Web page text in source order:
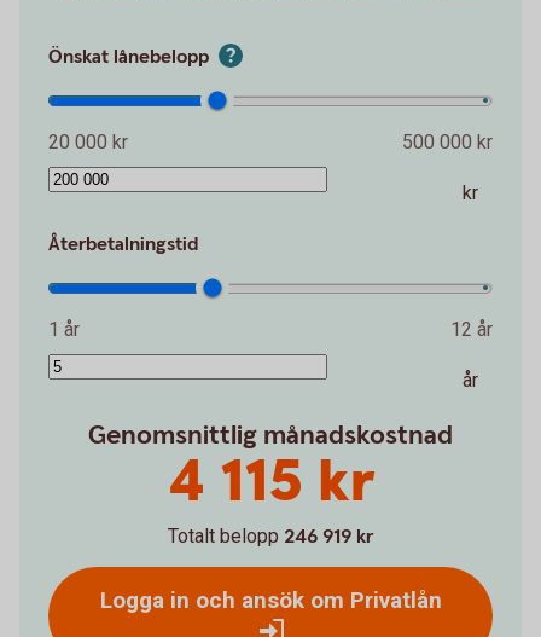
Önskat lånebelopp
20 000 kr 500 000 kr
kr
Återbetalningstid
1 år 12 år
år
Genomsnittlig månadskostnad
4 115 kr
Totalt belopp 246 919 kr
Logga in och ansök om Privatlån